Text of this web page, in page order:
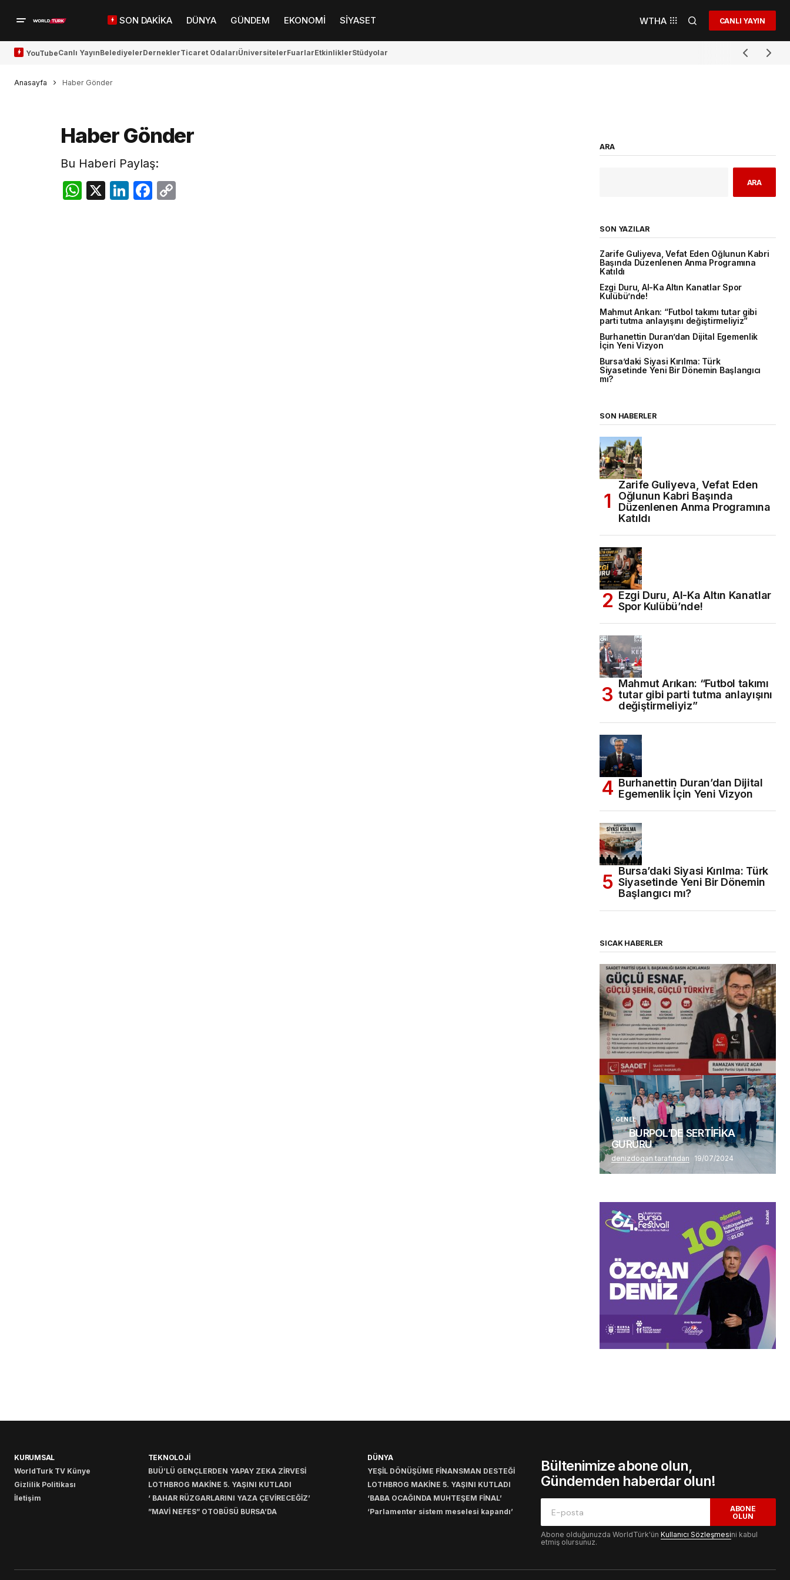
SON DAKİKA DÜNYA GÜNDEM EKONOMİ SİYASET WTHA CANLI YAYIN
YouTubeCanlı YayınBelediyelerDerneklerTicaret OdalarıÜniversitelerFuarlarEtkinliklerStüdyolar
Anasayfa Haber Gönder
Haber Gönder
Bu Haberi Paylaş:
WhatsApp
X LinkedIn
Facebook
ARA
ARA
SON YAZILAR
Zarife Guliyeva, Vefat Eden Oğlunun Kabri
Başında Düzenlenen Anma Programına
Katıldı
Ezgi Duru, Al-Ka Altın Kanatlar Spor
Kulübü’nde!
Mahmut Arıkan: “Futbol takımı tutar gibi
parti tutma anlayışını değiştirmeliyiz”
Burhanettin Duran’dan Dijital Egemenlik
İçin Yeni Vizyon
Bursa’daki Siyasi Kırılma: Türk
Siyasetinde Yeni Bir Dönemin Başlangıcı
mı?
SON HABERLER
Zarife Guliyeva, Vefat Eden
Oğlunun Kabri Başında
Düzenlenen Anma Programına
Katıldı
Ezgi Duru, Al-Ka Altın Kanatlar
Spor Kulübü’nde!
Mahmut Arıkan: “Futbol takımı
tutar gibi parti tutma anlayışını
değiştirmeliyiz”
Burhanettin Duran’dan Dijital
Egemenlik İçin Yeni Vizyon
Bursa’daki Siyasi Kırılma: Türk
Siyasetinde Yeni Bir Dönemin
Başlangıcı mı?
SICAK HABERLER
(başlıksız)
Alaattin Karahan tarafından 14/07/2026
GENEL
BURPOL’DE SERTİFİKA
GURURU
denizdogan tarafından 19/07/2024
KURUMSAL
WorldTurk TV Künye
Gizlilik Politikası
İletişim
TEKNOLOJİ
BUÜ’LÜ GENÇLERDEN YAPAY ZEKA ZİRVESİ
LOTHBROG MAKİNE 5. YAŞINI KUTLADI
‘ BAHAR RÜZGARLARINI YAZA ÇEVİRECEĞİZ’
”MAVİ NEFES” OTOBÜSÜ BURSA’DA
DÜNYA
YEŞİL DÖNÜŞÜME FİNANSMAN DESTEĞİ
LOTHBROG MAKİNE 5. YAŞINI KUTLADI
‘BABA OCAĞINDA MUHTEŞEM FİNAL’
‘Parlamenter sistem meselesi kapandı’
Bültenimize abone olun,
Gündemden haberdar olun!
ABONE
OLUN
Abone olduğunuzda WorldTürk'ün Kullanıcı Sözleşmesini kabul
etmiş olursunuz.